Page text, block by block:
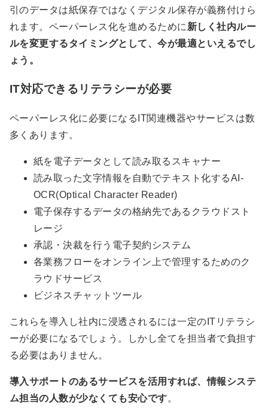
引のデータは紙保存ではなくデジタル保存が義務付けら
れます。ペーパーレス化を進めるために 新しく社内ルー
ルを変更するタイミングとして、今が最適といえるでし
ょう 。
IT対応できるリテラシーが必要
ペーパーレス化に必要になるIT関連機器やサービスは数
多くあります。
紙を電子データとして読み取るスキャナー
読み取った文字情報を自動でテキスト化するAI-
OCR(Optical Character Reader)
電子保存するデータの格納先であるクラウドスト
レージ
承認・決裁を行う電子契約システム
各業務フローをオンライン上で管理するためのク
ラウドサービス
ビジネスチャットツール
これらを導入し社内に浸透されるには一定のITリテラシ
ーが必要になるでしょう。しかし全てを担当者で負担す
る必要はありません。
導入サポートのあるサービスを活用すれば、情報システ
ム担当の人数が少なくても安心です。